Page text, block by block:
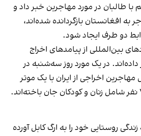
با طالبان در مورد مهاجرین خبر داد و
افغانستان بازگردانده شده‌اند،
دو طرف ایجاد شود.
بین‌المللی از پیامدهای اخراج
داده‌اند. در یک مورد روز سه‌شنبه در
اخراجی از ایران با یک موتر